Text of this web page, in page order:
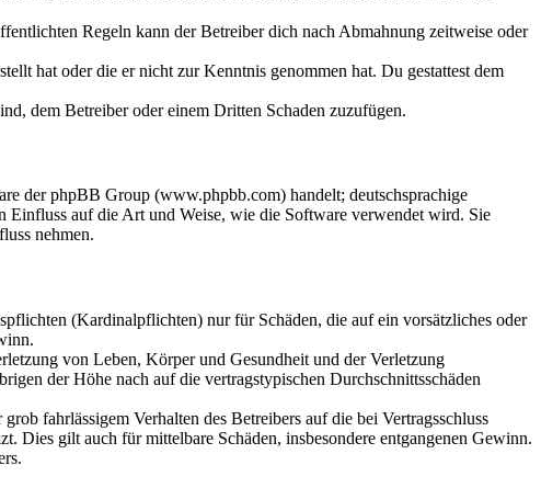
Regeln kann der Betreiber dich nach Abmahnung zeitweise oder
hat oder die er nicht zur Kenntnis genommen hat. Du gestattest dem
dem Betreiber oder einem Dritten Schaden zuzufügen.
der phpBB Group (www.phpbb.com) handelt; deutschsprachige
auf die Art und Weise, wie die Software verwendet wird. Sie
nehmen.
(Kardinalpflichten) nur für Schäden, die auf ein vorsätzliches oder
von Leben, Körper und Gesundheit und der Verletzung
der Höhe nach auf die vertragstypischen Durchschnittsschäden
fahrlässigem Verhalten des Betreibers auf die bei Vertragsschluss
Dies gilt auch für mittelbare Schäden, insbesondere entgangenen Gewinn.